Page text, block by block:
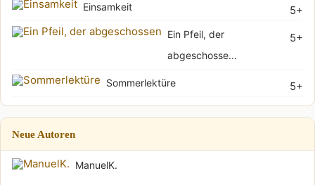
5+
Einsamkeit
5+
Ein Pfeil, der
abgeschosse...
5+
Sommerlektüre
Neue Autoren
ManuelK.